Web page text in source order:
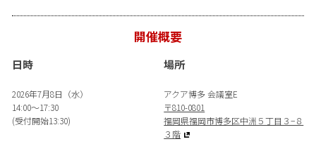
開催概要
日時
2026年7月8日（水）
14:00～17:30
(受付開始13:30)
場所
アクア博多 会議室E
〒810-0801
福岡県福岡市博多区中洲５丁目３−８
３階